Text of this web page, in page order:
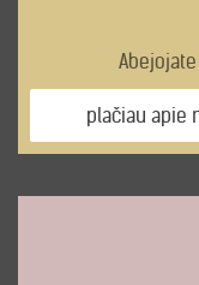
plačiau apie